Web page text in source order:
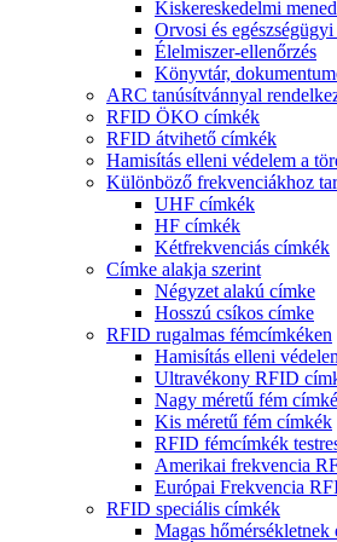
Kiskereskedelmi
Orvosi és
Élelmiszer-ellenőrzés
Könyvtár,
ARC tanúsítvánnyal
RFID ÖKO címkék
RFID átvihető címkék
Hamisítás elleni védelem a
Különböző frekvenciákhoz
UHF címkék
HF címkék
Kétfrekvenciás címkék
Címke alakja szerint
Négyzet alakú címke
Hosszú csíkos címke
RFID rugalmas fémcímkéken
Hamisítás elleni
Ultravékony RFID
Nagy méretű fém
Kis méretű fém címkék
RFID fémcímkék
Amerikai frekvencia
Európai Frekvencia
RFID speciális címkék
Magas